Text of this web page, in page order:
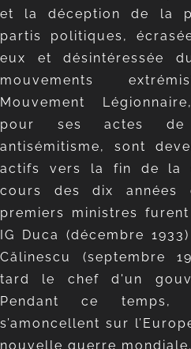
et la déception de la
partis politiques,
eux et désintéressée
mouvements
Mouvement
pour ses actes
antisémitisme, sont
actifs vers la fin de la
cours des dix années
premiers ministres
IG Duca (décembre
Călinescu (septembre
tard le chef d'un
Pendant ce temps,
s’amoncellent sur
nouvelle guerre